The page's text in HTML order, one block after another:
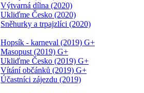
Výtvarná dílna (2020)
Ukliďme Česko (2020)
Sněhurky a trpajzlíci (2020)
Hopsík - karneval (2019) G+
Masopust (2019) G+
Ukliďme Česko (2019) G+
Vítání občánků (2019) G+
Účastníci zájezdu (2019)